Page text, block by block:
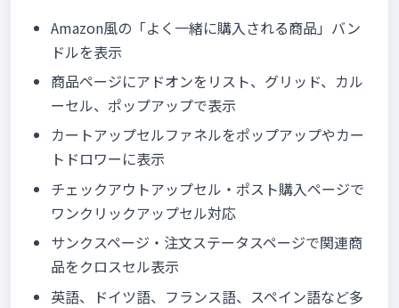
Amazon風の「よく一緒に購入される商品」バン
ドルを表示
商品ページにアドオンをリスト、グリッド、カル
ーセル、ポップアップで表示
カートアップセルファネルをポップアップやカー
トドロワーに表示
チェックアウトアップセル・ポスト購入ページで
ワンクリックアップセル対応
サンクスページ・注文ステータスページで関連商
品をクロスセル表示
英語、ドイツ語、フランス語、スペイン語など多